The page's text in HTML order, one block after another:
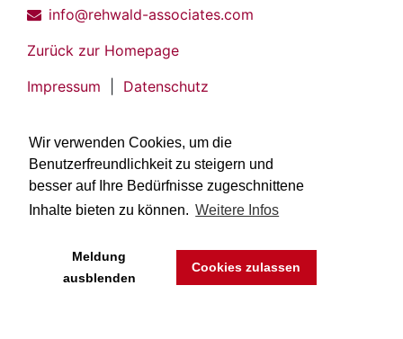
Wir verwenden Cookies, um die
Benutzerfreundlichkeit zu steigern und
besser auf Ihre Bedürfnisse zugeschnittene
Inhalte bieten zu können. Weitere Infos
Meldung
ausblenden
Cookies zulassen
info@rehwald-associates.com
Zurück zur Homepage
Impressum
Datenschutz